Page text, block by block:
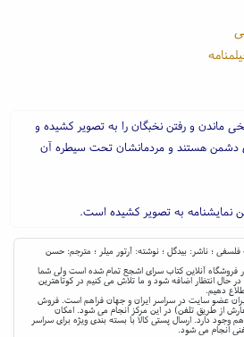
ماندن و رفتن نخبگان را به تصویر کشیده و
دشمن هستند و مردمانشان تحت سیطره آن
نمایشنامه به تصویر کشیده است.
؛ ناشر: بیدگل ؛ نوشته: آرتور میلر ؛ مترجم: حسن
فروشگاه آنلاین کتاب سرای اشجع تمام شده است ولی شما
در حال انتظار اضافه شود و ما تلاش می کنیم در کوتاهترین
دهیم.
عضو سایت در سراسر ایران و جهان فراهم است. فروش
از طریق تلفن) در این مرکز انجام می شود. امکان
وجود دارد. ارسال پستی کالا با بسته بندی ویژه برای سراسر
انجام می شود.